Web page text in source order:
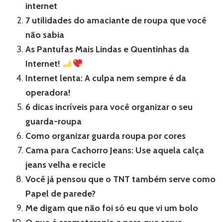
internet
7 utilidades do amaciante de roupa que você
não sabia
As Pantufas Mais Lindas e Quentinhas da
Internet!
Internet lenta: A culpa nem sempre é da
operadora!
6 dicas incríveis para você organizar o seu
guarda-roupa
Como organizar guarda roupa por cores
Cama para Cachorro Jeans: Use aquela calça
jeans velha e recicle
Você já pensou que o TNT também serve como
Papel de parede?
Me digam que não foi só eu que vi um bolo